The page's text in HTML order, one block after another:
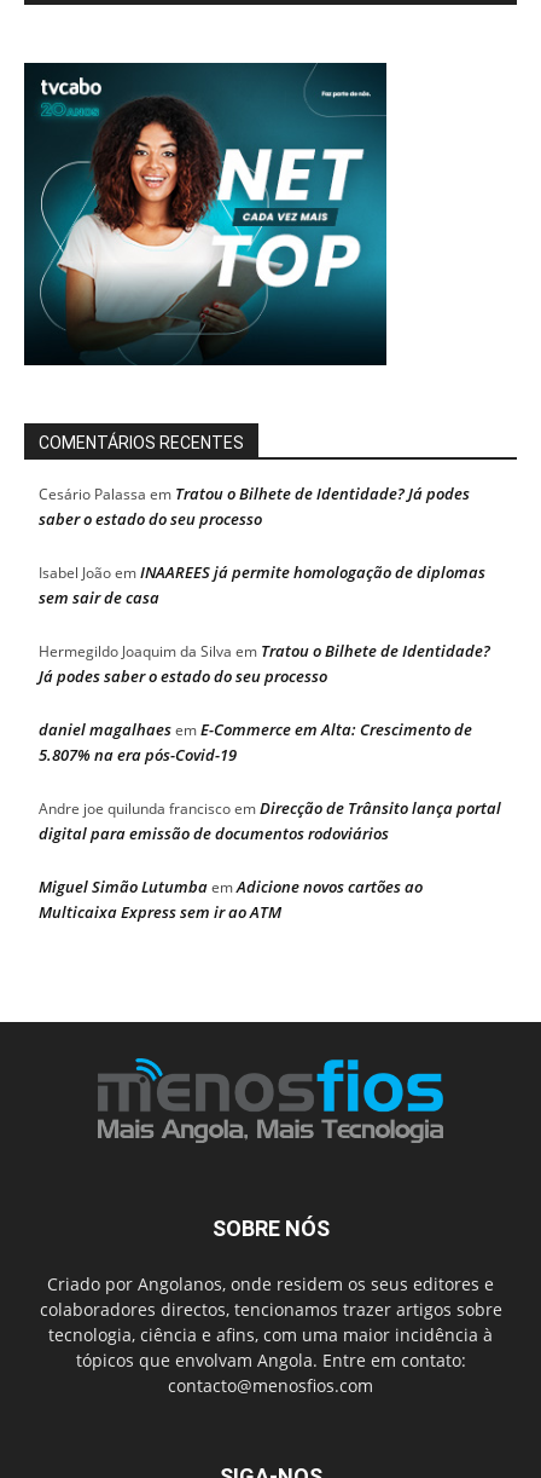
COMENTÁRIOS RECENTES
Cesário Palassa em Tratou o Bilhete de Identidade? Já podes
saber o estado do seu processo
Isabel JoãoemINAAREES já permite homologação de diplomas
sem sair de casa
Hermegildo Joaquim da Silva em Tratou o Bilhete de Identidade?
Já podes saber o estado do seu processo
daniel magalhaesemE-Commerce em Alta: Crescimento de
5.807% na era pós-Covid-19
Andre joe quilunda franciscoemDirecção de Trânsito lança portal
digital para emissão de documentos rodoviários
Miguel Simão LutumbaemAdicione novos cartões ao
Multicaixa Express sem ir ao ATM
SOBRE NÓS
Criado por Angolanos, onde residem os seus editores e
colaboradores directos, tencionamos trazer artigos sobre
tecnologia, ciência e afins, com uma maior incidência à
tópicos que envolvam Angola. Entre em contato:
contacto@menosfios.com